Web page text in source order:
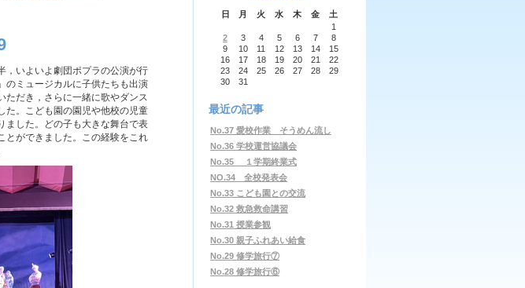
いよいよ劇団ポプラの公演が行
のミュージカルに子供たちも出演
ただき，さらに一緒に歌やダンス
た。こども園の園児や他校の児童
ました。どの子も大きな舞台で表
とができました。この経験をこれ
日 月 火 水 木 金
土
1
2
3 4 5 6 7
8
9
10 11 12 13 14
15
16
17 18 19 20 21
22
23
24 25 26 27 28
29
30
31
最近の記事
No.37 愛校作業 そうめん流し
No.36 学校運営協議会
No.35 １学期終業式
NO.34 全校発表会
No.33 こども園との交流
No.32 救急救命講習
No.31 授業参観
No.30 親子ふれあい給食
No.29 修学旅行⑦
No.28 修学旅行⑥